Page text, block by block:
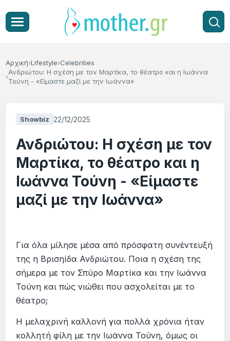
Αρχική Lifestyle Celebrities
Ανδριώτου: Η σχέση με τον Μαρτίκα, το θέατρο και η Ιωάννα
Τούνη - «Είμαστε μαζί με την Ιωάννα»
Showbiz 22/12/2025
Ανδριώτου: Η σχέση με τον
Μαρτίκα, το θέατρο και η
Ιωάννα Τούνη - «Είμαστε
μαζί με την Ιωάννα»
Για όλα μίλησε μέσα από πρόσφατη συνέντευξή
της η Βρισηίδα Ανδριώτου. Ποια η σχέση της
σήμερα με τον Σπύρο Μαρτίκα και την Ιωάννα
Τούνη και πώς νιώθει που ασχολείται με το
θέατρο;
Η μελαχρινή καλλονή για πολλά χρόνια ήταν
κολλητή φίλη με την Ιωάννα Τούνη, όμως οι